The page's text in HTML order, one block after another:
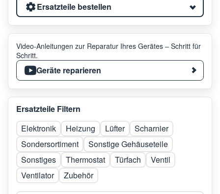
Ersatzteile bestellen
Video-Anleitungen zur Reparatur Ihres Gerätes – Schritt für
Schritt.
Geräte reparieren
Ersatzteile Filtern
Elektronik
Heizung Lüfter
Scharnier
Sondersortiment
Sonstige Gehäuseteile
Sonstiges
Thermostat Türfach
Ventil
Ventilator
Zubehör